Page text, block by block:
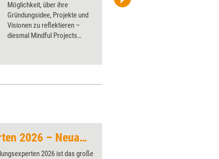
Möglichkeit, über ihre
Gründungsidee, Projekte und
Visionen zu ­reflektieren –
diesmal Mindful Projects
A_Pobedimskiy / istock.com
Weiterbildungsexperten 2026 – Neuauflage
2026 ist das große